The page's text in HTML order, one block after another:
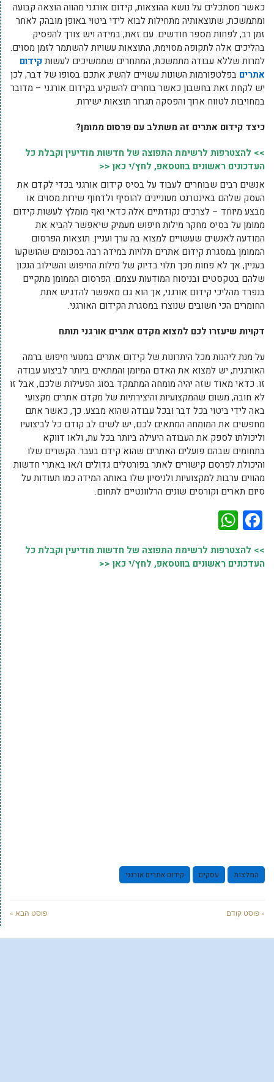
כאשר מסתכלים על נושא ההוצאות, קידום אורגני מהווה הוצאה קבועה
ומתמשכת, שתוצאותיה מתחילות לבוא לידי ביטוי באופן מובהק לאחר
זמן רב, לפחות מספר חודשים. עם זאת, במידה ויש צורך להפסיק
בהליכים אלה לתקופה מסוימת, התוצאות עשויות להשתמר לזמן מסוים.
למרות שללא עבודה מתמשכת, המתחרים שממשיכים לעשותקידום
אתרים בפלטפורמות השונות עשויים להשיג אתכם בסופו של דבר, לכן
יש לקחת זאת בחשבון כאשר בוחרים להשקיע בקידום אורגני – מדובר
במחויבות לטווח ארוך והפסקה תגרור תוצאות ישירות.
כיצד קידום אתרים זה משתלב עם פרסום ממומן?
>> להצטרפות לרשימת התפוצה של חדשות מודיעין וקבלת כל
העדכונים ראשונים בווטסאפ, לחץ/י כאן <<
אנשים רבים שבוחרים לעבוד על בסיס קידום אורגני בכדי לקדם את
העסק שלהם באינטרנט מעוניינים להוסיף ולדחוף שירות מסוים או
מבצע מיוחד – לצרכים נקודתיים אלה כדאי ואף מומלץ לעשות קידום
ממומן על בסיס מחקר מילות חיפוש מעמיק שיאפשר להביא את
המודעה לאנשים שעשויים למצוא בה ערך ועניין. תוצאות הפרסום
הממומן במסגרת קידום אתרים תלויות במידה רבה בסכומים שהושקעו
בעניין, אך לא פחות מכך תלוי בדיוק של מילות החיפוש והשילוב הנכון
שלהם בטקסטים ובניסוח המודעות עצמם. הפרסום הממומן מתקיים
בנפרד מהליכי קידום אורגני, אך הוא גם מאפשר להדגיש אתת
החומרים הכי חשובים שנוצרו במסגרת הקידום האורגני.
דקויות שיעזרו לכם למצוא מקדם אתרים אורגני תותח
על מנת ליהנות מכל היתרונות של קידום אתרים במנועי חיפוש ברמה
האורגנית, יש למצוא את האדם המיומן והמתאים ביותר לביצוע עבודה
זו. כדאי מאוד שזה יהיה מומחה המתמקד בסוג הפעילות שלכם, אבל זו
לא חובה, משום שהמקצועיות והיצירתיות של מקדם אתרים מקצועי
באה לידי ביטוי בכל דבר ובכל עבודה שהוא מבצע. כך, כאשר אתם
מחפשים את המומחה המתאים לכם, יש לשים לב קודם כל לביצועיו
וליכולתו לספק את העבודה היעילה ביותר בכל עת, ולאו דווקא
בתחומים שבהם פועלים האתרים שהוא קידם בעבר. הקשרים שלו
והיכולת לפרסם קישורים לאתר בפורטלים גדולים ו/או באתרי חדשות
מהווים ערבות למקצועיות ולניסיון שלו באותה המידה כמו תעודות על
סיום תארים וקורסים שונים הרלוונטיים לתחום.
Facebook
>> להצטרפות לרשימת התפוצה של חדשות מודיעין וקבלת כל
העדכונים ראשונים בווטסאפ, לחץ/י כאן <<
המלצות עסקים קידום אתרים אורגני
« פוסט קודם פוסט הבא »